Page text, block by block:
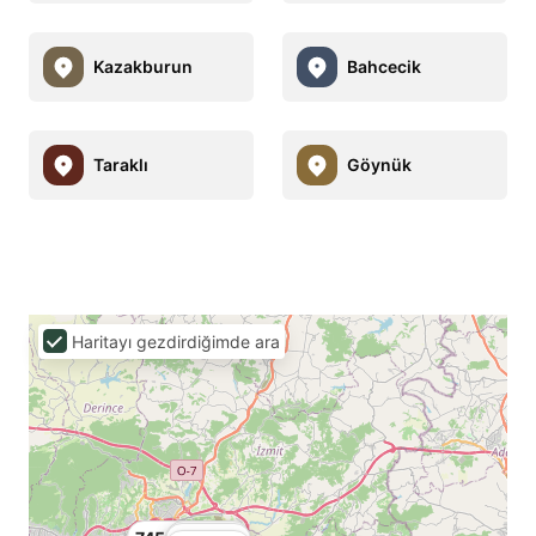
Kazakburun Bahcecik
Taraklı Göynük
Haritayı gezdirdiğimde ara